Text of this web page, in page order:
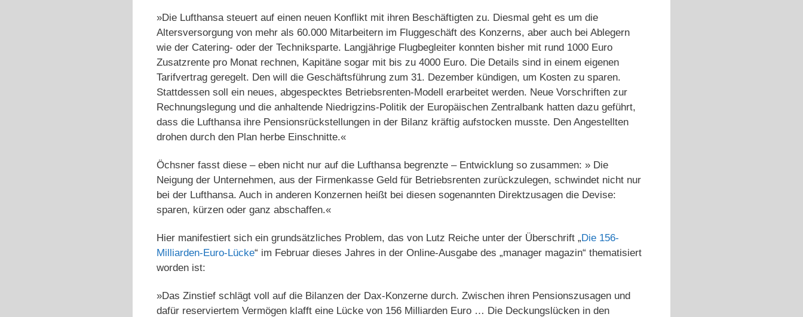
»Die Lufthansa steuert auf einen neuen Konflikt mit ihren Beschäftigten zu. Diesmal geht es um die
Altersversorgung von mehr als 60.000 Mitarbeitern im Fluggeschäft des Konzerns, aber auch bei Ablegern
wie der Catering- oder der Techniksparte. Langjährige Flugbegleiter konnten bisher mit rund 1000 Euro
Zusatzrente pro Monat rechnen, Kapitäne sogar mit bis zu 4000 Euro. Die Details sind in einem eigenen
Tarifvertrag geregelt. Den will die Geschäftsführung zum 31. Dezember kündigen, um Kosten zu sparen.
Stattdessen soll ein neues, abgespecktes Betriebsrenten-Modell erarbeitet werden. Neue Vorschriften zur
Rechnungslegung und die anhaltende Niedrigzins-Politik der Europäischen Zentralbank hatten dazu geführt,
dass die Lufthansa ihre Pensionsrückstellungen in der Bilanz kräftig aufstocken musste. Den Angestellten
drohen durch den Plan herbe Einschnitte.«
Öchsner fasst diese – eben nicht nur auf die Lufthansa begrenzte – Entwicklung so zusammen: » Die
Neigung der Unternehmen, aus der Firmenkasse Geld für Betriebsrenten zurückzulegen, schwindet nicht nur
bei der Lufthansa. Auch in anderen Konzernen heißt bei diesen sogenannten Direktzusagen die Devise:
sparen, kürzen oder ganz abschaffen.«
Hier manifestiert sich ein grundsätzliches Problem, das von Lutz Reiche unter der Überschrift „Die 156-
Milliarden-Euro-Lücke“ im Februar dieses Jahres in der Online-Ausgabe des „manager magazin“ thematisiert
worden ist:
»Das Zinstief schlägt voll auf die Bilanzen der Dax-Konzerne durch. Zwischen ihren Pensionszusagen und
dafür reserviertem Vermögen klafft eine Lücke von 156 Milliarden Euro … Die Deckungslücken in den